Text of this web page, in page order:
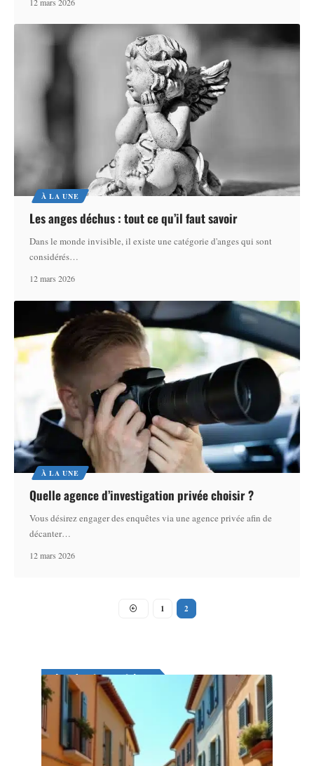
À LA UNE
Les anges déchus : tout ce qu’il faut savoir
Dans le monde invisible, il existe une catégorie d'anges qui sont
considérés…
12 mars 2026
À LA UNE
Quelle agence d’investigation privée choisir ?
Vous désirez engager des enquêtes via une agence privée afin de
décanter…
12 mars 2026
1 2
Les derniers articles